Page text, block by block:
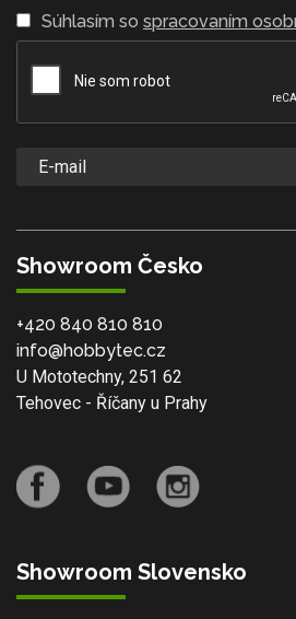
Súhlasím so spracovaním
Showroom Česko
+420 840 810 810
info@hobbytec.cz
U Mototechny, 251 62
Tehovec - Říčany u Prahy
Showroom Slovensko